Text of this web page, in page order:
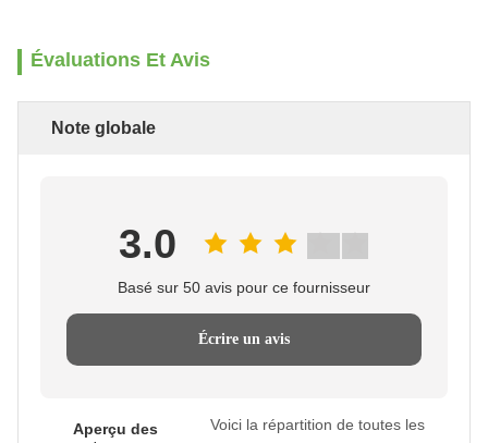
Évaluations Et Avis
Note globale
3.0
Basé sur 50 avis pour ce fournisseur
Écrire un avis
Aperçu des
Voici la répartition de toutes les